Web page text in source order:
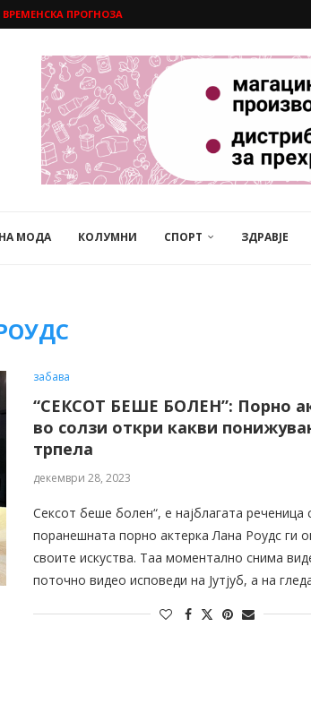
ВРЕМЕНСКА ПРОГНОЗА
МОДА КОЛУМНИ СПОРТ ЗДРАВЈЕ
забава
“СЕКСОТ БЕШЕ БОЛЕН”: Порно
во солзи откри какви
трпела
декември 28, 2023
Сексот беше болен“, е најблагата реченица
поранешната порно актерка Лана Роудс ги
своите искуства. Таа моментално снима
поточно видео исповеди на Јутјуб, а на